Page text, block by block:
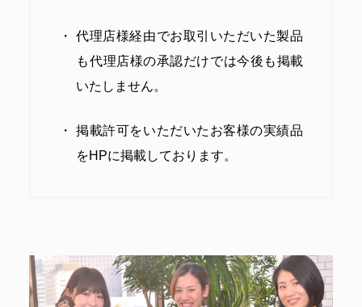
代理店様経由でお取引いただいた製品
も代理店様の承認だけでは今後も掲載
いたしません。
掲載許可をいただいたお客様の実績品
をHPに掲載しております。